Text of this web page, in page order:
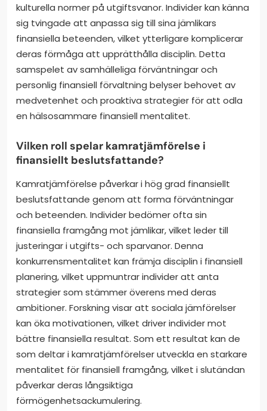
kulturella normer på utgiftsvanor. Individer kan känna
sig tvingade att anpassa sig till sina jämlikars
finansiella beteenden, vilket ytterligare komplicerar
deras förmåga att upprätthålla disciplin. Detta
samspelet av samhälleliga förväntningar och
personlig finansiell förvaltning belyser behovet av
medvetenhet och proaktiva strategier för att odla
en hälsosammare finansiell mentalitet.
Vilken roll spelar kamratjämförelse i
finansiellt beslutsfattande?
Kamratjämförelse påverkar i hög grad finansiellt
beslutsfattande genom att forma förväntningar
och beteenden. Individer bedömer ofta sin
finansiella framgång mot jämlikar, vilket leder till
justeringar i utgifts- och sparvanor. Denna
konkurrensmentalitet kan främja disciplin i finansiell
planering, vilket uppmuntrar individer att anta
strategier som stämmer överens med deras
ambitioner. Forskning visar att sociala jämförelser
kan öka motivationen, vilket driver individer mot
bättre finansiella resultat. Som ett resultat kan de
som deltar i kamratjämförelser utveckla en starkare
mentalitet för finansiell framgång, vilket i slutändan
påverkar deras långsiktiga
förmögenhetsackumulering.